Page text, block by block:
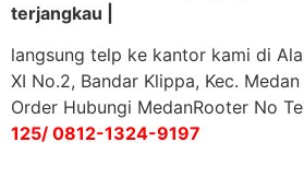
terjangkau |
langsung telp ke kantor kami di
XI No.2, Bandar Klippa, Kec.
Order Hubungi MedanRooter No
125/ 0812-1324-9197